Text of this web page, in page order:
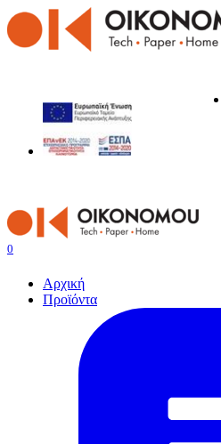
0
Αρχική
Προϊόντα